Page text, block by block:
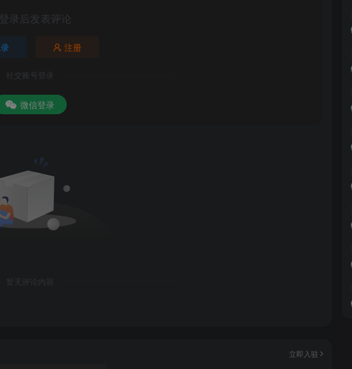
录后发表评论
注册
社交账号登录
微信登录
暂无评论内容
立即入驻